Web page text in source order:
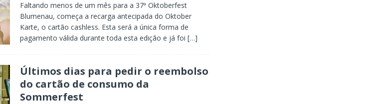
Faltando menos de um mês para a 37ª Oktoberfest
Blumenau, começa a recarga antecipada do Oktober
Karte, o cartão cashless. Esta será a única forma de
pagamento válida durante toda esta edição e já foi […]
Últimos dias para pedir o reembolso
do cartão de consumo da
Sommerfest